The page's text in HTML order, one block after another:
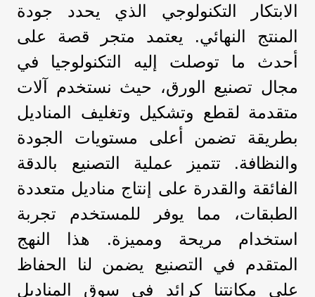
الابتكار التكنولوجي الذي يحدد جودة
المنتج النهائي. يعتمد متجر قصة على
أحدث ما توصلت إليه التكنولوجيا في
مجال تصنيع الورق، حيث نستخدم آلات
متقدمة لقطع وتشكيل وتغليف المناديل
بطريقة تضمن أعلى مستويات الجودة
والنظافة. تتميز عملية التصنيع بالدقة
الفائقة والقدرة على إنتاج مناديل متعددة
الطبقات، مما يوفر للمستخدم تجربة
استخدام مريحة ومميزة. هذا النهج
المتقدم في التصنيع يضمن لنا الحفاظ
على مكانتنا كرائد في سوق المناديل